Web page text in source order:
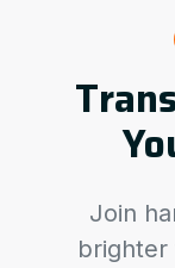
Join
brighter